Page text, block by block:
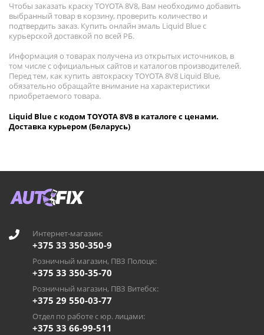
Чтобы заказать краску TOYOTA 8V8, Вам необходимо добавить
выбранный товар в корзину, проверить количество и
подтвердить заказ. Купить онлайн эмаль Liquid Blue с
курьерской доставкой по всей РБ.
Информация о товарах получена из открытых источников, в
том числе с официальных сайтов и каталогов производителей.
Перед тем, как купить автокраску TOYOTA 8V8 Liquid Blue,
обязательно обращайте внимание на характеристики
приобретаемого товара.
Liquid Blue с кодом TOYOTA 8V8 в каталоге с ценами.
Доставка курьером (Беларусь)
Интернет-магазин:
+375 33 350-350-9
Розничный магазин, ПВЗ Полоцк:
+375 33 350-35-70
Розничный магазин, ПВЗ Витебск:
+375 29 550-03-77
Отдел по работе с юр. лицами:
+375 33 66-99-511